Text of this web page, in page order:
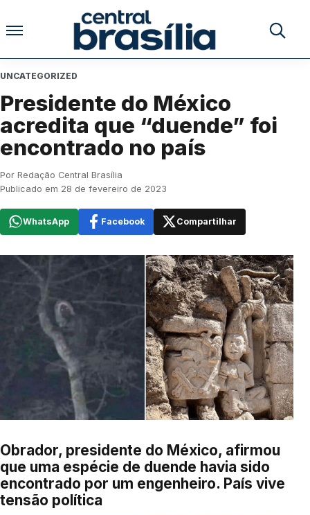
Pular para o conteúdo
Buscar
UNCATEGORIZED
Presidente do México
acredita que “duende” foi
encontrado no país
Por Redação Central Brasília
Publicado em 28 de fevereiro de 2023
WhatsApp Facebook Compartilhar
Obrador, presidente do México, afirmou
que uma espécie de duende havia sido
encontrado por um engenheiro. País vive
tensão política